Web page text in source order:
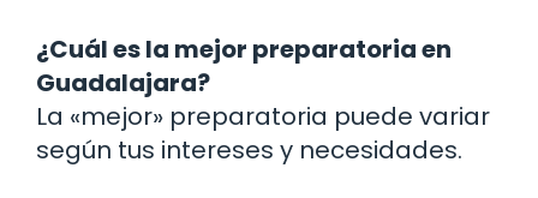
¿Cuál es la mejor preparatoria en
Guadalajara?
La «mejor» preparatoria puede variar
según tus intereses y necesidades.